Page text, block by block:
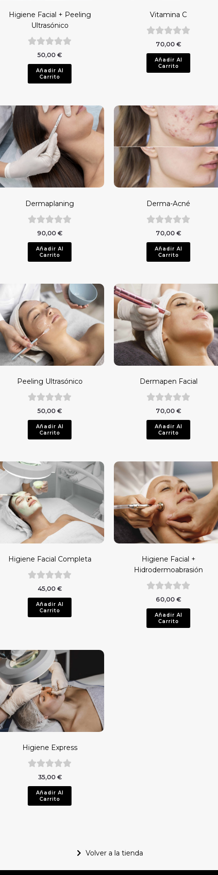
Higiene Facial + Peeling
Ultrasónico
50,00 €
Añadir Al
Carrito
Vitamina C
70,00 €
Añadir Al
Carrito
Dermaplaning
90,00 €
Añadir Al
Carrito
Derma-Acné
70,00 €
Añadir Al
Carrito
Peeling Ultrasónico
50,00 €
Añadir Al
Carrito
Dermapen Facial
70,00 €
Añadir Al
Carrito
Higiene Facial Completa
45,00 €
Añadir Al
Carrito
Higiene Facial +
Hidrodermoabrasión
60,00 €
Añadir Al
Carrito
Higiene Express
35,00 €
Añadir Al
Carrito
Volver a la tienda